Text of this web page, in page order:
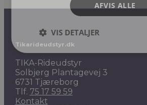
Tikarideudstyr.dk
TIKA-Rideudstyr
Solbjerg Plantagevej 3
6731 Tjæreborg
Tlf. 75 17 59 59
Kontakt
AFVIS ALLE
VIS DETALJER